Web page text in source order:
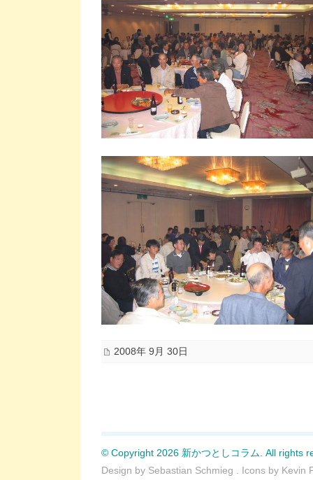
2008年 9月 30日
© Copyright 2026 新かつとしコラム. All rights
Design by Sebastian Schmieg . Icons by Kevin